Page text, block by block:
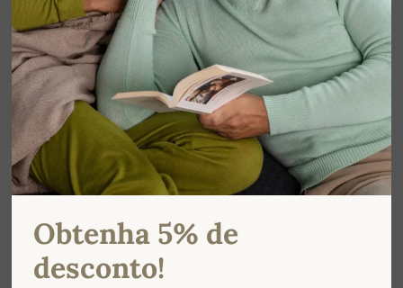
Obtenha 5% de
desconto!